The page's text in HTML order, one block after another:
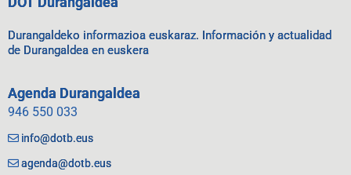
Durangaldeko informazioa euskaraz. Información y actualidad
de Durangaldea en euskera
Agenda Durangaldea
946 550 033
info@dotb.eus
agenda@dotb.eus